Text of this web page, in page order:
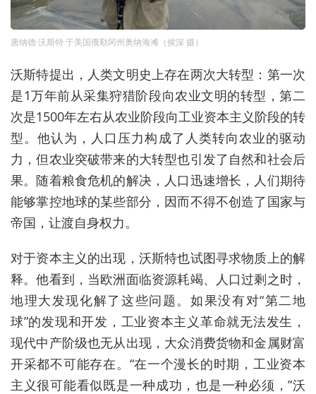
唐纳德·沃斯特 于美国俄勒冈州奥纳海滩（侯深 摄）
沃斯特提出 ， 人类文明史上存在两次大转型： 第一次
是1万年前从采集狩猎阶段向农业文明的转型 ，第二
次是1500年左右从农业阶段向工业资本主义阶段的转
型。他认为， 人口压力构成了人类转向农业的驱动
力 ，但农业突破带来的大转型也引发了自然和社会后
果。随着粮食危机的解决，人口迅速增长 ，人们期待
能够掌控地球的某些部分，因而不得不创造了国家与
帝国 ，让渡自身权力。
对于资本主义的出现，沃斯特也试图寻求物质上的解
释。他看到，当欧洲面临资源耗竭、人口过剩之时，
地理大发现化解了这些问题。如果没有对“第二地
球”的发现和开发，工业资本主义革命就无法发生，
现代中产阶级也无从出现，大众消费货物和金属财富
开采都不可能存在。“在一个漫长的时期，工业资本
主义很可能看似既是一种成功，也是一种必须，”沃